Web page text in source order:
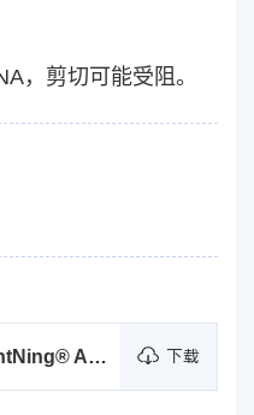
，剪切可能受阻。
下载
SDS-CN-EG24509-LightNing® AluI